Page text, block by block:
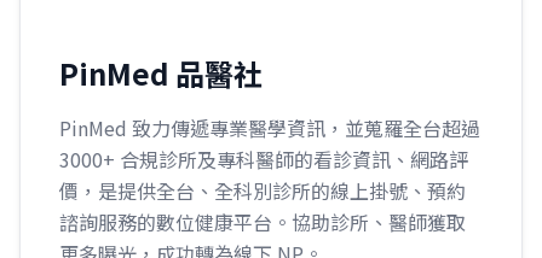
PinMed 品醫社
PinMed 致力傳遞專業醫學資訊，並蒐羅全台超過
3000+ 合規診所及專科醫師的看診資訊、網路評
價，是提供全台、全科別診所的線上掛號、預約
諮詢服務的數位健康平台。協助診所、醫師獲取